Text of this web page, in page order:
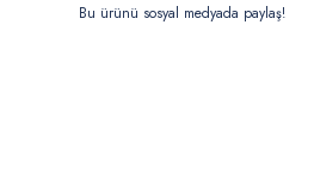
Bu ürünü sosyal medyada paylaş!